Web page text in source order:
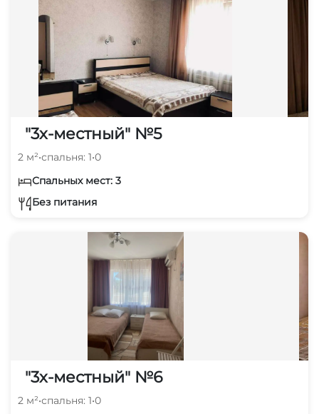
"3х-местный" №5
2 м²•спальня: 1•0
Спальных мест: 3
Без питания
"3х-местный" №6
2 м²•спальня: 1•0